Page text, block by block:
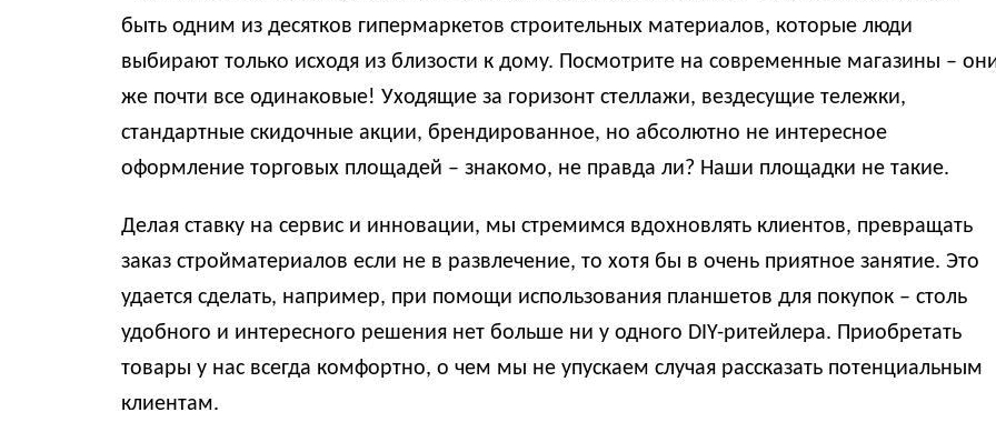
быть одним из десятков гипермаркетов строительных материалов, которые люди
выбирают только исходя из близости к дому. Посмотрите на современные магазины –
же почти все одинаковые! Уходящие за горизонт стеллажи, вездесущие тележки,
стандартные скидочные акции, брендированное, но абсолютно не интересное
оформление торговых площадей – знакомо, не правда ли? Наши площадки не такие.
Делая ставку на сервис и инновации, мы стремимся вдохновлять клиентов, превращать
заказ стройматериалов если не в развлечение, то хотя бы в очень приятное занятие. Это
удается сделать, например, при помощи использования планшетов для покупок – столь
удобного и интересного решения нет больше ни у одного DIY-ритейлера. Приобретать
товары у нас всегда комфортно, о чем мы не упускаем случая рассказать потенциальным
клиентам.